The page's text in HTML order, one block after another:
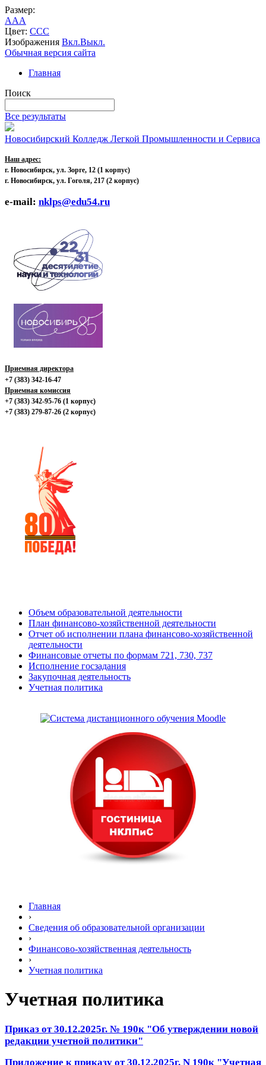
Размер:
AAA
Цвет: CCC
Изображения Вкл.Выкл.
Обычная версия сайта
Главная
Поиск
Все результаты
Новосибирский Колледж Легкой Промышленности и Сервиса
Наш адрес:
г. Новосибирск, ул. Зорге, 12 (1 корпус)
г. Новосибирск, ул. Гоголя, 217 (2 корпус)
e-mail: nklps@edu54.ru
Приемная директора
+7 (383) 342-16-47
Приемная комиссия
+7 (383) 342-95-76 (1 корпус)
+7 (383) 279-87-26 (2 корпус)
Объем образовательной деятельности
План финансово-хозяйственной деятельности
Отчет об исполнении плана финансово-хозяйственной
деятельности
Финансовые отчеты по формам 721, 730, 737
Исполнение госзадания
Закупочная деятельность
Учетная политика
Главная
›
Сведения об образовательной организации
›
Финансово-хозяйственная деятельность
›
Учетная политика
Учетная политика
Приказ от 30.12.2025г. № 190к "Об утверждении новой
редакции учетной политики"
Приложение к приказу от 30.12.2025г. N 190к "Учетная